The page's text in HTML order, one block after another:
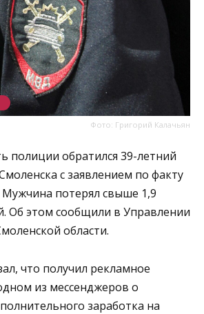
Фото: Григорий Калачьян
полиции обратился 39-летний
с заявлением по факту
потерял свыше 1,9
Об этом сообщили в Управлении
области.
что получил рекламное
из мессенджеров о
заработка на